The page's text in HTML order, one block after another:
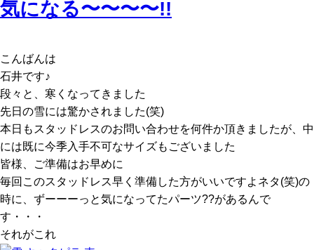
気になる〜〜〜〜!!
こんばんは
石井です♪
段々と、寒くなってきました
先日の雪には驚かされました(笑)
本日もスタッドレスのお問い合わせを何件か頂きましたが、中
には既に今季入手不可なサイズもございました
皆様、ご準備はお早めに
毎回このスタッドレス早く準備した方がいいですよネタ(笑)の
時に、ずーーーっと気になってたパーツ??があるんで
す・・・
それがこれ